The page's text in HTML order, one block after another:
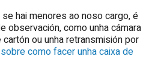
hai menores ao noso cargo, é
observación, como unha cámara
ou unha retransmisión por
como facer unha caixa de